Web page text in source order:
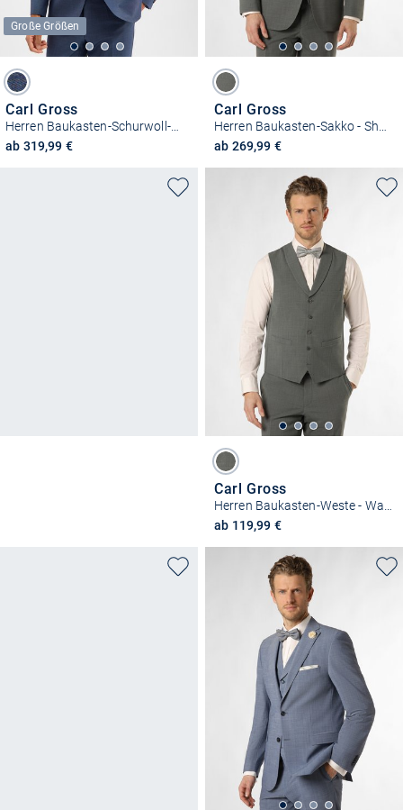
Große Größen
Carl Gross
Herren Baukasten-Schurwoll-Sakko - Steven
ab 319,99 €
Carl Gross
ab 269,99 €
Carl Gross
ab 119,99 €